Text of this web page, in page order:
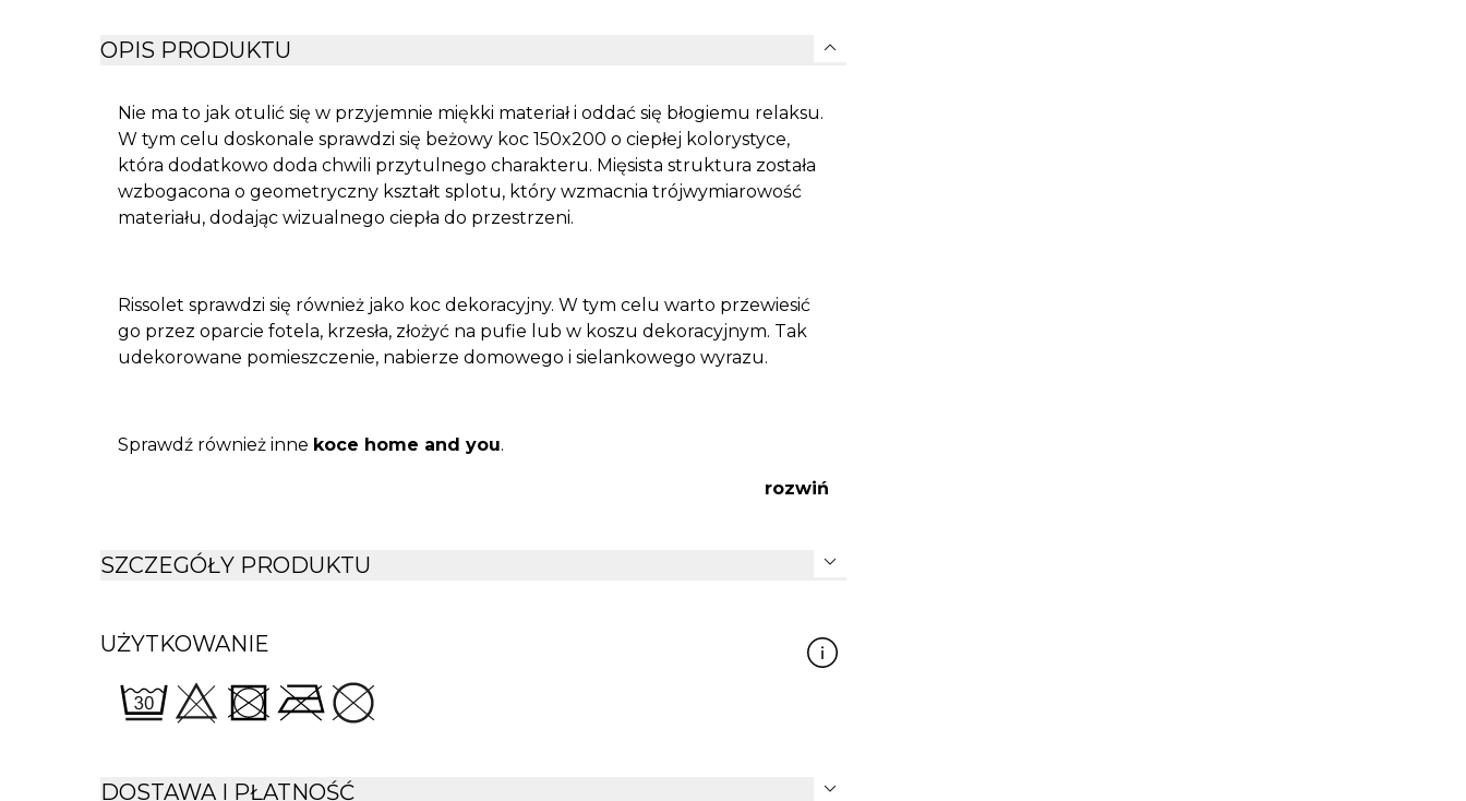
OPIS PRODUKTU expand_more
Nie ma to jak otulić się w przyjemnie miękki materiał i oddać się błogiemu relaksu.
W tym celu doskonale sprawdzi się beżowy koc 150x200 o ciepłej kolorystyce,
która dodatkowo doda chwili przytulnego charakteru. Mięsista struktura została
wzbogacona o geometryczny kształt splotu, który wzmacnia trójwymiarowość
materiału, dodając wizualnego ciepła do przestrzeni.
Rissolet sprawdzi się również jako koc dekoracyjny. W tym celu warto przewiesić
go przez oparcie fotela, krzesła, złożyć na pufie lub w koszu dekoracyjnym. Tak
udekorowane pomieszczenie, nabierze domowego i sielankowego wyrazu.
Sprawdź również inne koce home and you.
rozwiń
SZCZEGÓŁY PRODUKTU expand_more
UŻYTKOWANIE
DOSTAWA I PŁATNOŚĆ expand_more